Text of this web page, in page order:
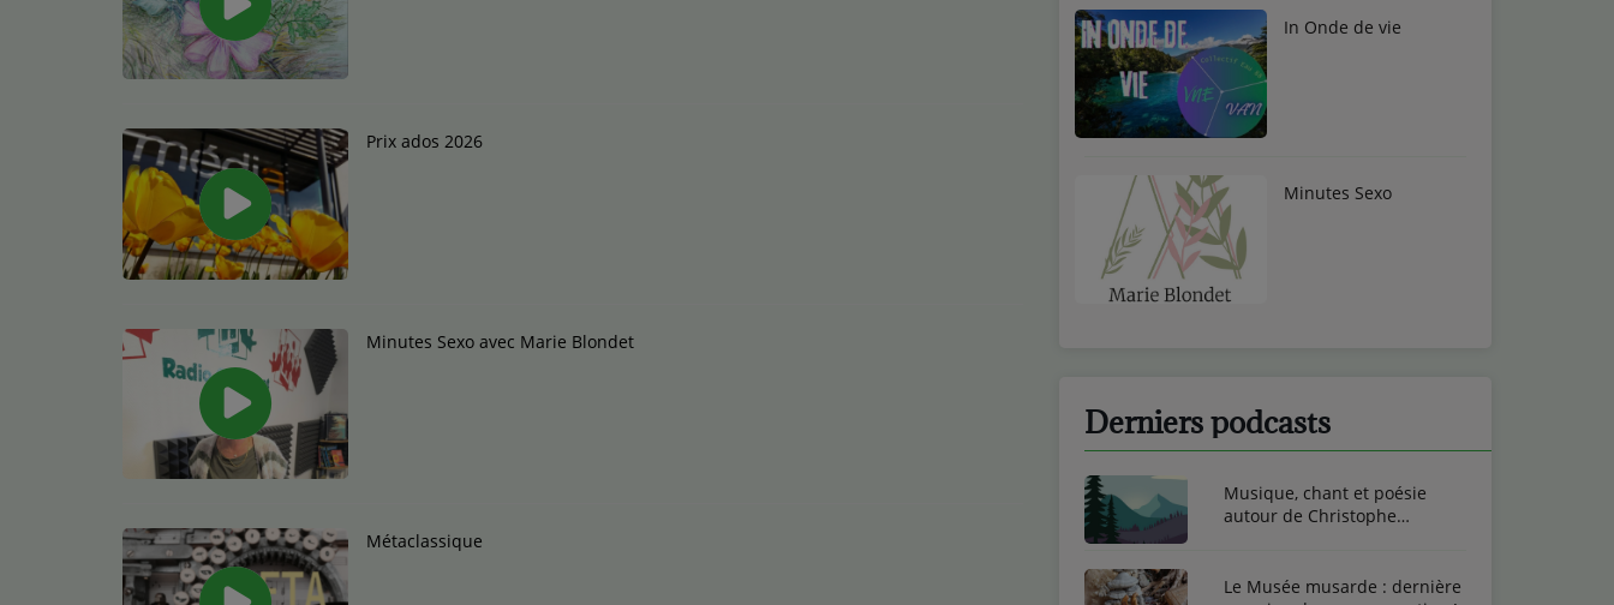
Prix ados 2026
Minutes Sexo avec Marie Blondet
Métaclassique
In Onde de vie
Minutes Sexo
Derniers podcasts
Musique, chant et poésie
autour de Christophe
Le Musée musarde : dernière